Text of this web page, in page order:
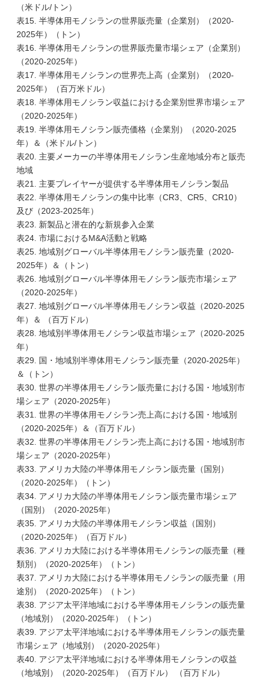
（米ドル/トン）
表15. 半導体用モノシランの世界販売量（企業別）（2020-
2025年）（トン）
表16. 半導体用モノシランの世界販売量市場シェア（企業別）
（2020-2025年）
表17. 半導体用モノシランの世界売上高（企業別）（2020-
2025年）（百万米ドル）
表18. 半導体用モノシラン収益における企業別世界市場シェア
（2020-2025年）
表19. 半導体用モノシラン販売価格（企業別）（2020-2025
年）＆（米ドル/トン）
表20. 主要メーカーの半導体用モノシラン生産地域分布と販売
地域
表21. 主要プレイヤーが提供する半導体用モノシラン製品
表22. 半導体用モノシランの集中比率（CR3、CR5、CR10）
及び（2023-2025年）
表23. 新製品と潜在的な新規参入企業
表24. 市場におけるM&A活動と戦略
表25. 地域別グローバル半導体用モノシラン販売量（2020-
2025年）＆（トン）
表26. 地域別グローバル半導体用モノシラン販売市場シェア
（2020-2025年）
表27. 地域別グローバル半導体用モノシラン収益（2020-2025
年）＆ （百万ドル）
表28. 地域別半導体用モノシラン収益市場シェア（2020-2025
年）
表29. 国・地域別半導体用モノシラン販売量（2020-2025年）
＆（トン）
表30. 世界の半導体用モノシラン販売量における国・地域別市
場シェア（2020-2025年）
表31. 世界の半導体用モノシラン売上高における国・地域別
（2020-2025年）＆（百万ドル）
表32. 世界の半導体用モノシラン売上高における国・地域別市
場シェア（2020-2025年）
表33. アメリカ大陸の半導体用モノシラン販売量（国別）
（2020-2025年）（トン）
表34. アメリカ大陸の半導体用モノシラン販売量市場シェア
（国別）（2020-2025年）
表35. アメリカ大陸の半導体用モノシラン収益（国別）
（2020-2025年）（百万ドル）
表36. アメリカ大陸における半導体用モノシランの販売量（種
類別）（2020-2025年）（トン）
表37. アメリカ大陸における半導体用モノシランの販売量（用
途別）（2020-2025年）（トン）
表38. アジア太平洋地域における半導体用モノシランの販売量
（地域別）（2020-2025年）（トン）
表39. アジア太平洋地域における半導体用モノシランの販売量
市場シェア（地域別）（2020-2025年）
表40. アジア太平洋地域における半導体用モノシランの収益
（地域別）（2020-2025年）（百万ドル） （百万ドル）